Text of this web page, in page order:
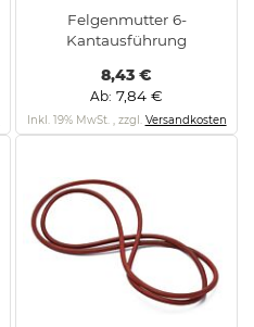
Felgenmutter 6-
Kantausführung
8,43 €
Ab 7,84 €
Inkl. 19% MwSt. , zzgl. Versandkosten